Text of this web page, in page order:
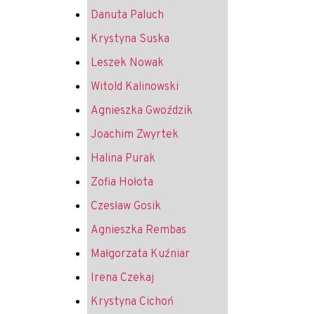
Danuta Paluch
Krystyna Suska
Leszek Nowak
Witold Kalinowski
Agnieszka Gwoździk
Joachim Zwyrtek
Halina Purak
Zofia Hołota
Czesław Gosik
Agnieszka Rembas
Małgorzata Kuźniar
Irena Czekaj
Krystyna Cichoń